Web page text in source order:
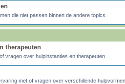
die niet passen binnen de andere topics.
therapeuten
vragen over hulpinstanties en therapeuten
met of vragen over verschillende